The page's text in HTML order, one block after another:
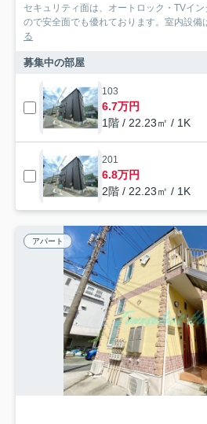
セキュリティ面は、オートロック・TVイ
ので安全面でも優れております。室内設備
る
募集中の部屋
103
6.7万円
1階 / 22.23㎡ / 1K
201
6.8万円
2階 / 22.23㎡ / 1K
アパート